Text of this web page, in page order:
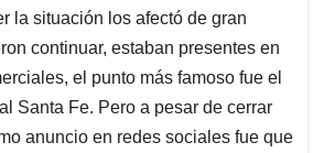
la situación los afectó de gran
continuar, estaban presentes en
el punto más famoso fue el
Santa Fe. Pero a pesar de cerrar
anuncio en redes sociales fue que